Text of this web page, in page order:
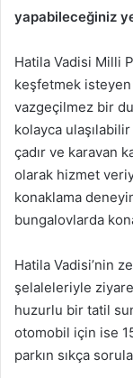
yapabileceğiniz
Hatila Vadisi Milli
keşfetmek
vazgeçilmez bir
kolayca
çadır ve karavan
olarak hizmet
konaklama
bungalovlarda
Hatila Vadisi’nin
şelaleleriyle
huzurlu bir tatil
otomobil için ise
parkın sıkça